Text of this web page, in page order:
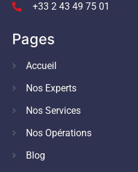
+33 2 43 49 75 01
Pages
Accueil
Nos Experts
Nos Services
Nos Opérations
Blog